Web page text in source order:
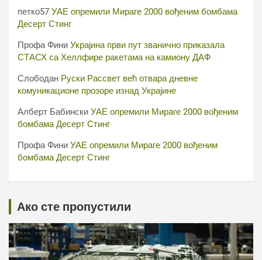
петко57 УАЕ опремили Мираге 2000 вођеним бомбама
Десерт Стинг
Профа Фини Украјина први пут званично приказала
СТАСХ са Хеллфире ракетама на камиону ДАФ
Слободан Руски Рассвет већ отвара дневне
комуникационе прозоре изнад Украјине
Алберт Бабински УАЕ опремили Мираге 2000 вођеним
бомбама Десерт Стинг
Профа Фини УАЕ опремили Мираге 2000 вођеним
бомбама Десерт Стинг
Ако сте пропустили